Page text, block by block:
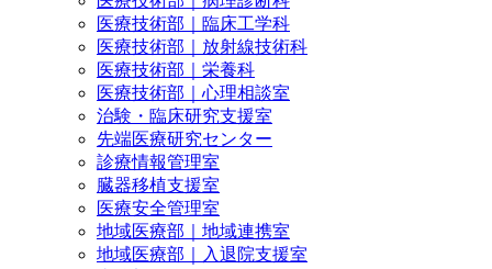
医療技術部｜臨床工学科
医療技術部｜放射線技術科
医療技術部｜栄養科
医療技術部｜心理相談室
治験・臨床研究支援室
先端医療研究センター
診療情報管理室
臓器移植支援室
医療安全管理室
地域医療部｜地域連携室
地域医療部｜入退院支援室